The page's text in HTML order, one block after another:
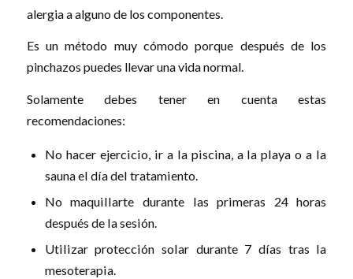
alergia a alguno de los componentes.
Es un método muy cómodo porque después de los
pinchazos puedes llevar una vida normal.
Solamente debes tener en cuenta estas
recomendaciones:
No hacer ejercicio, ir a la piscina, a la playa o a la
sauna el día del tratamiento.
No maquillarte durante las primeras 24 horas
después de la sesión.
Utilizar protección solar durante 7 días tras la
mesoterapia.